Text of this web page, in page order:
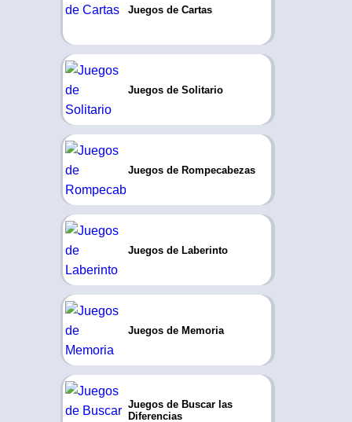
Juegos de Cartas
Juegos de Solitario
Juegos de Rompecabezas
Juegos de Laberinto
Juegos de Memoria
Juegos de Buscar las
Diferencias